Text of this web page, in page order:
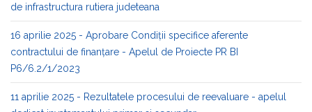
de infrastructura rutiera judeteana
16 aprilie 2025 - Aprobare Condiții specifice aferente
contractului de finanțare - Apelul de Proiecte PR BI
P6/6.2/1/2023
11 aprilie 2025 - Rezultatele procesului de reevaluare - apelul